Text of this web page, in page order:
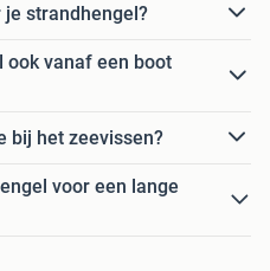
je strandhengel?
ook vanaf een boot
bij het zeevissen?
voor een lange